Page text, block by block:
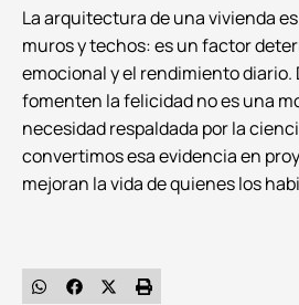
La arquitectura de una vivienda
muros y techos: es un factor
emocional y el rendimiento diario.
fomenten la felicidad no es una
necesidad respaldada por la
convertimos esa evidencia en
mejoran la vida de quienes los